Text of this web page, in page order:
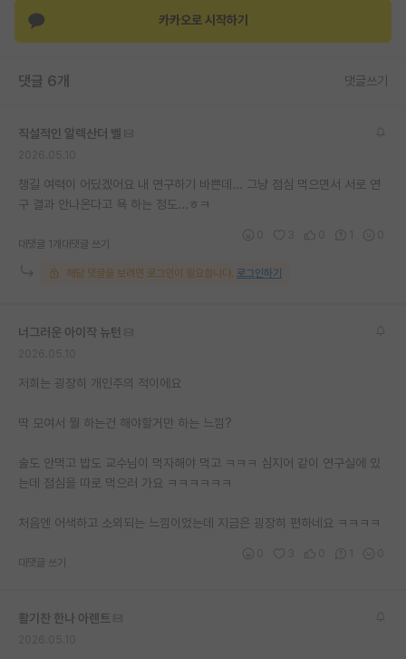
카카오로 시작하기
댓글 6개 댓글쓰기
직설적인 알렉산더 벨
챙길 여력이 어딨겠어요 내 연구하기 바쁜데... 그냥 점심 먹으면서 서로 연
구 결과 안나온다고 욕 하는 정도...ㅎㅋ
대댓글 1개 대댓글 쓰기
해당 댓글을 보려면 로그인이 필요합니다. 로그인하기
너그러운 아이작 뉴턴
저희는 굉장히 개인주의 적이에요
딱 모여서 뭘 하는건 해야할거만 하는 느낌?
술도 안먹고 밥도 교수님이 먹자해야 먹고 ㅋㅋㅋ 심지어 같이 연구실에 있
는데 점심을 따로 먹으러 가요 ㅋㅋㅋㅋㅋㅋ
처음엔 어색하고 소외되는 느낌이었는데 지금은 굉장히 편하네요 ㅋㅋㅋㅋ
대댓글 쓰기
활기찬 한나 아렌트